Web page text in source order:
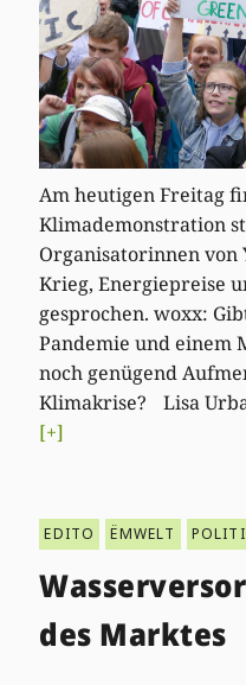
Am heutigen Freitag
Klimademonstration
Organisatorinnen
Krieg, Energiepreise
gesprochen. woxx:
Pandemie und einem
noch genügend
Klimakrise? Lisa
[+]
EDITO ËMWELT
des Marktes